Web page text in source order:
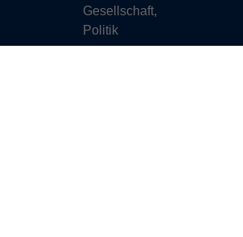
Gesellschaft,
Politik